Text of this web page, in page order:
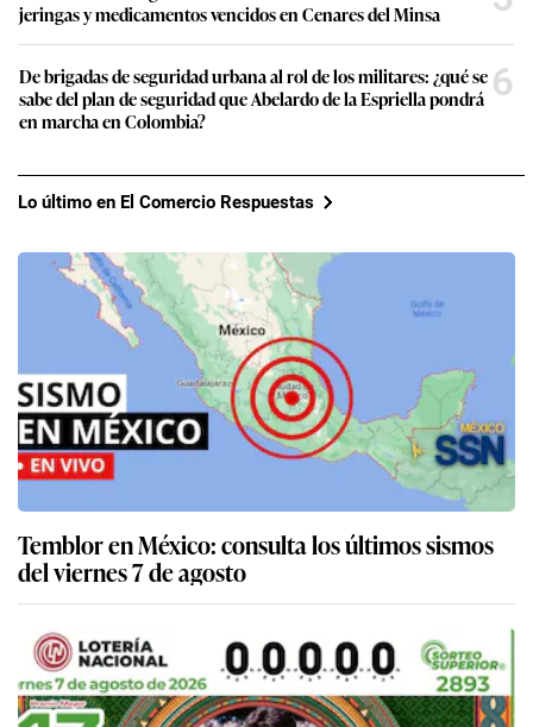
jeringas y medicamentos vencidos en Cenares del Minsa
De brigadas de seguridad urbana al rol de los militares: ¿qué se
sabe del plan de seguridad que Abelardo de la Espriella pondrá
en marcha en Colombia?
6
Lo último en El Comercio Respuestas
Temblor en México: consulta los últimos sismos
del viernes 7 de agosto